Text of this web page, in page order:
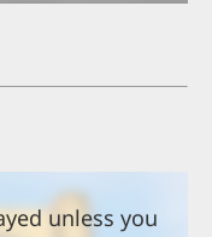
unless you